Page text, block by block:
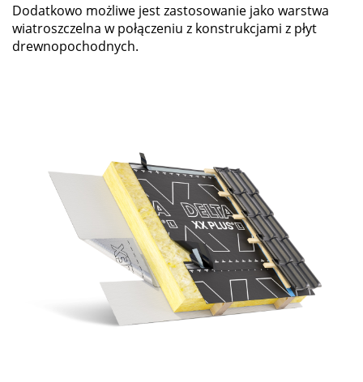
Dodatkowo możliwe jest zastosowanie jako warstwa
wiatroszczelna w połączeniu z konstrukcjami z płyt
drewnopochodnych.